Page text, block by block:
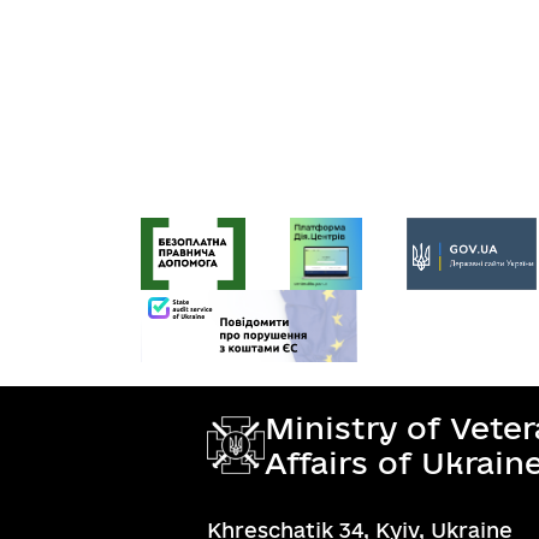
Ministry of
Affairs of
Khreschatik 34, Kyiv, Ukraine